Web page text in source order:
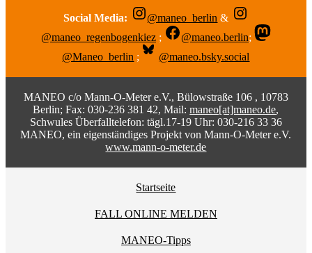
Social Media: @maneo_berlin &
@maneo_regenbogenkiez ; @maneo.berlin;
@Maneo_berlin ; @maneo.bsky.social
MANEO c/o Mann-O-Meter e.V., Bülowstraße 106 , 10783
Berlin; Fax: 030-236 381 42, Mail:maneo[at]maneo.de,
Schwules Überfalltelefon: tägl.17-19 Uhr: 030-216 33 36
MANEO, ein eigenständiges Projekt von Mann-O-Meter e.V.
www.mann-o-meter.de
Startseite
FALL ONLINE MELDEN
MANEO-Tipps